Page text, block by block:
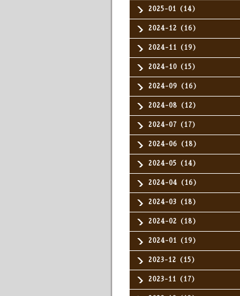
2025-01（14）
2024-12（16）
2024-11（19）
2024-10（15）
2024-09（16）
2024-08（12）
2024-07（17）
2024-06（18）
2024-05（14）
2024-04（16）
2024-03（18）
2024-02（18）
2024-01（19）
2023-12（15）
2023-11（17）